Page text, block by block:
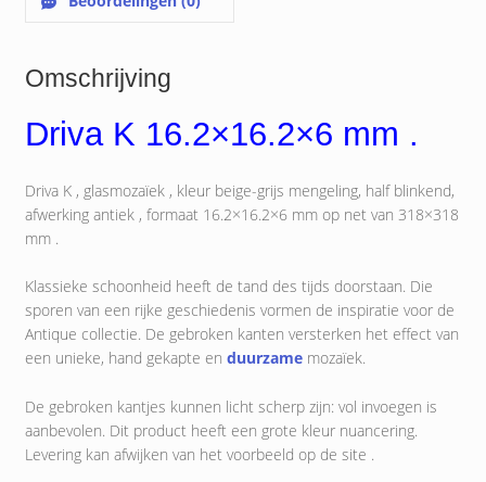
Omschrijving
Driva K 16.2×16.2×6 mm .
Driva K , glasmozaïek , kleur beige-grijs mengeling, half blinkend,
afwerking antiek , formaat 16.2×16.2×6 mm op net van 318×318
mm .
Klassieke schoonheid heeft de tand des tijds doorstaan. Die
sporen van een rijke geschiedenis vormen de inspiratie voor de
Antique collectie. De gebroken kanten versterken het effect van
een unieke, hand gekapte en duurzamemozaïek.
De gebroken kantjes kunnen licht scherp zijn: vol invoegen is
aanbevolen. Dit product heeft een grote kleur nuancering.
Levering kan afwijken van het voorbeeld op de site .